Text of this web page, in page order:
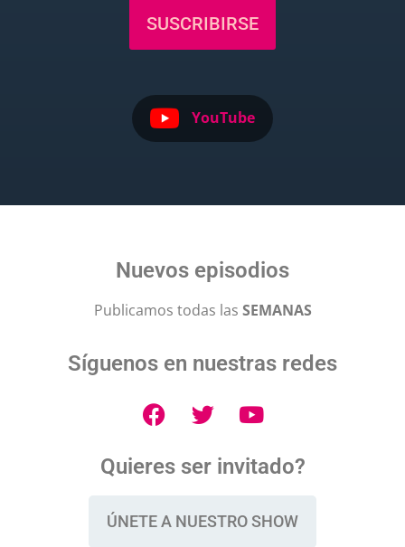
SUSCRIBIRSE
YouTube
Nuevos episodios
Publicamos todas las SEMANAS
Síguenos en nuestras redes
Quieres ser invitado?
ÚNETE A NUESTRO SHOW